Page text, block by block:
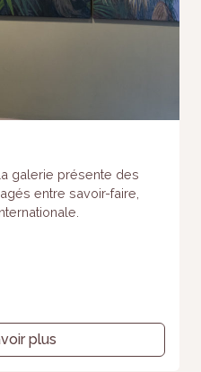
galerie présente des
entre savoir-faire,
plus